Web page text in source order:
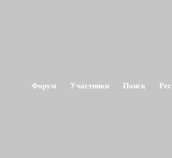
Форум Участники Поиск